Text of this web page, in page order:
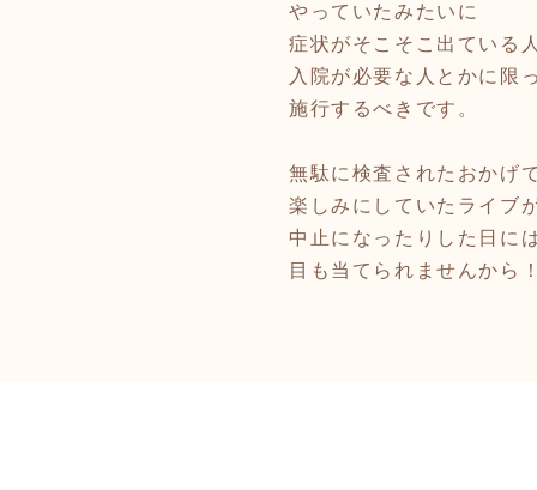
やっていたみたいに
症状がそこそこ出ている
入院が必要な人とかに限
施行するべきです。
無駄に検査されたおかげ
楽しみにしていたライブ
中止になったりした日に
目も当てられませんから！